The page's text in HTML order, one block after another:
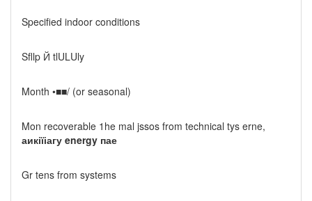
Specified indoor conditions
Sfllp Й tlULUly
Month •■■/ (or seasonal)
Mon recoverable 1he mal jssos from technical tys erne,
аикіїіагу energy пае
Gr tens from systems